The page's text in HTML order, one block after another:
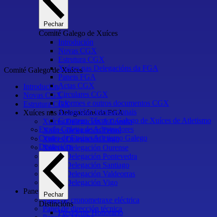
Pechar
Comité Galego de Xuíces
Introdución
Novas CGX
Estrutura CGX
Xuíces nas Delegacións da FGA
Paneis FGA
Actas CGX
Circulares CGX
Informes e outros documentos CGX
Actuacións internacionais
Congreso Técnico Galego de Xuíces de Atletismo
Escola Galega de Adestradores
Centro de Ensino Atletismo Galego
Distincións
Pechar
Distincións
Presidente Honorario
Comité Galego de Xuíces
Introdución
Novas CGX
Estrutura CGX
Xuíces nas Delegacións da FGA
Xuíces Delegación A Coruña
Xuíces Delegación Ferrol
Xuíces Delegación Lugo
Xuíces Delegación Ourense
Xuíces Delegación Pontevedra
Xuíces Delegación Santiago
Xuíces Delegación Valdeorras
Xuíces Delegación Vigo
Paneis FGA
Panel de cronometraxe eléctrica
Panel de dirección técnica